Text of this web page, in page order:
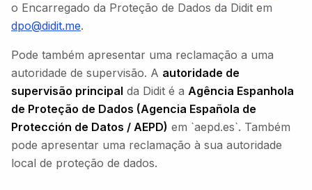
o Encarregado da Proteção de Dados da Didit em
dpo@didit.me.
Pode também apresentar uma reclamação a uma
autoridade de supervisão. A autoridade de
supervisão principal da Didit é a Agência Espanhola
de Proteção de Dados (Agencia Española de
Protección de Datos / AEPD) em `aepd.es`. Também
pode apresentar uma reclamação à sua autoridade
local de proteção de dados.